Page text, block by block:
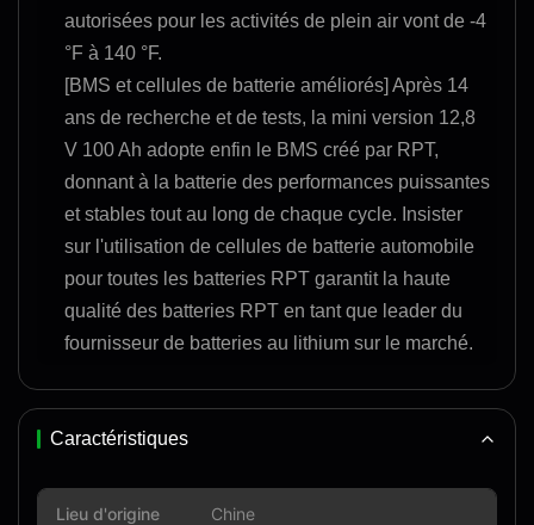
autorisées pour les activités de plein air vont de -4
°F à 140 °F.
[BMS et cellules de batterie améliorés] Après 14
ans de recherche et de tests, la mini version 12,8
V 100 Ah adopte enfin le BMS créé par RPT,
donnant à la batterie des performances puissantes
et stables tout au long de chaque cycle. Insister
sur l'utilisation de cellules de batterie automobile
pour toutes les batteries RPT garantit la haute
qualité des batteries RPT en tant que leader du
fournisseur de batteries au lithium sur le marché.
Caractéristiques
Lieu d'origine Chine